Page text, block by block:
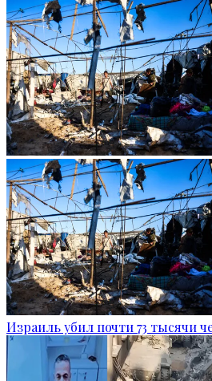
Израиль убил почти 73 тысячи